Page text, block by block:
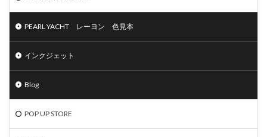
PEARL YACHT レーヨン 色見本
インクジェット
Blog
POP UP STORE